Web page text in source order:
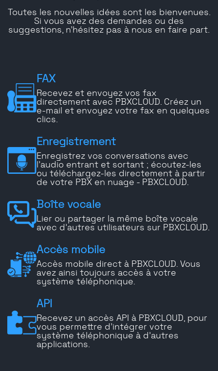
Toutes les nouvelles idées sont les bienvenues.
Si vous avez des demandes ou des
suggestions, n'hésitez pas à nous en faire part.
FAX
Recevez et envoyez vos fax
directement avec PBXCLOUD. Créez un
e-mail et envoyez votre fax en quelques
clics.
Enregistrement
Enregistrez vos conversations avec
l'audio entrant et sortant ; écoutez-les
ou téléchargez-les directement à partir
de votre PBX en nuage - PBXCLOUD.
Boîte vocale
Lier ou partager la même boîte vocale
avec d'autres utilisateurs sur PBXCLOUD.
Accès mobile
Accès mobile direct à PBXCLOUD. Vous
avez ainsi toujours accès à votre
système téléphonique.
API
Recevez un accès API à PBXCLOUD, pour
vous permettre d'intégrer votre
système téléphonique à d'autres
applications.